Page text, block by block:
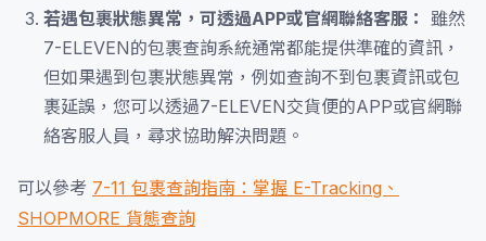
若遇包裹狀態異常，可透過APP或官網聯絡客服： 雖然
7-ELEVEN的包裹查詢系統通常都能提供準確的資訊，
但如果遇到包裹狀態異常，例如查詢不到包裹資訊或包
裹延誤，您可以透過7-ELEVEN交貨便的APP或官網聯
絡客服人員，尋求協助解決問題。
可以參考 7-11 包裹查詢指南：掌握 E-Tracking、
SHOPMORE 貨態查詢